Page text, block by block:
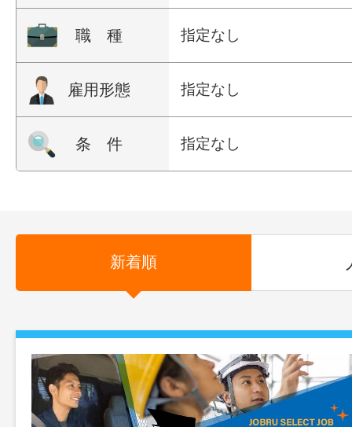
職 種 指定なし
雇用形態 指定なし
条 件 指定なし
新着順